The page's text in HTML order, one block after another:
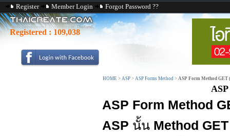
Register Member Login Forgot Password ??
Registered : 109,038
HOME > ASP > ASP Forms Method > ASP Form Method GET
ASP Form Method
ASP นั้น Method GET